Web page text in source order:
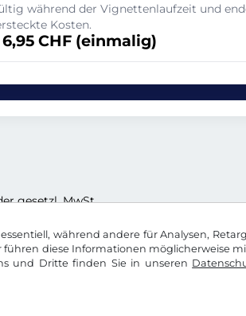
während andere für Analysen,
diese Informationen möglicherweise
und Dritte finden Sie in unseren
während der Vignettenlaufzeit und
Kosten.
6,95 CHF (einmalig)
gesetzl. MwSt.